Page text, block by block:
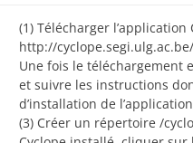
(1) Télécharger
http://
Une fois le téléchargement
et suivre les instructions
d’installation de
(3) Créer un répertoire /